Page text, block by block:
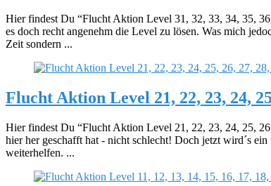
Hier findest Du “Flucht Aktion Level 31, 32, 33, 34, 35,
es doch recht angenehm die Level zu lösen. Was mich
Zeit sondern ...
Flucht Aktion Level 21, 22, 23, 24,
Hier findest Du “Flucht Aktion Level 21, 22, 23, 24, 25,
hier her geschafft hat - nicht schlecht! Doch jetzt wird´s
weiterhelfen. ...